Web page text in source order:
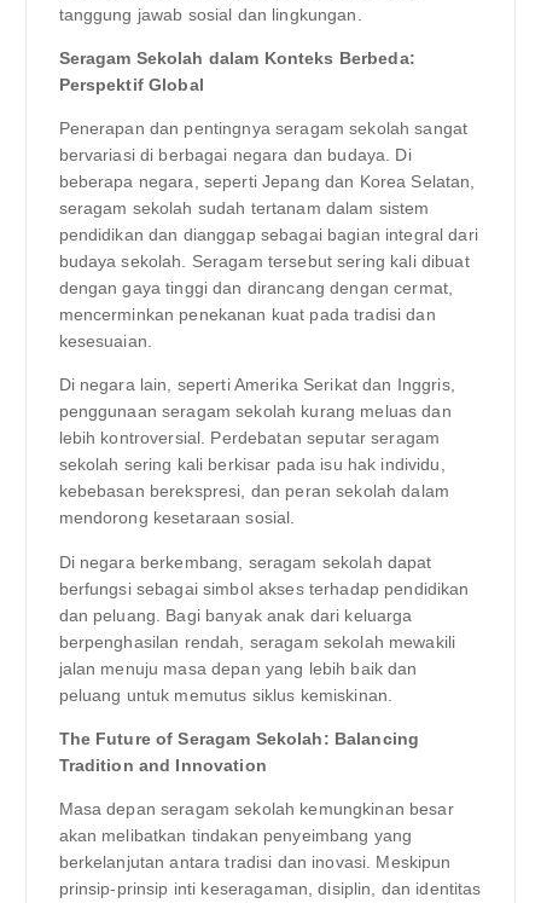
tanggung jawab sosial dan lingkungan.
Seragam Sekolah dalam Konteks Berbeda:
Perspektif Global
Penerapan dan pentingnya seragam sekolah sangat
bervariasi di berbagai negara dan budaya. Di
beberapa negara, seperti Jepang dan Korea Selatan,
seragam sekolah sudah tertanam dalam sistem
pendidikan dan dianggap sebagai bagian integral dari
budaya sekolah. Seragam tersebut sering kali dibuat
dengan gaya tinggi dan dirancang dengan cermat,
mencerminkan penekanan kuat pada tradisi dan
kesesuaian.
Di negara lain, seperti Amerika Serikat dan Inggris,
penggunaan seragam sekolah kurang meluas dan
lebih kontroversial. Perdebatan seputar seragam
sekolah sering kali berkisar pada isu hak individu,
kebebasan berekspresi, dan peran sekolah dalam
mendorong kesetaraan sosial.
Di negara berkembang, seragam sekolah dapat
berfungsi sebagai simbol akses terhadap pendidikan
dan peluang. Bagi banyak anak dari keluarga
berpenghasilan rendah, seragam sekolah mewakili
jalan menuju masa depan yang lebih baik dan
peluang untuk memutus siklus kemiskinan.
The Future of Seragam Sekolah: Balancing
Tradition and Innovation
Masa depan seragam sekolah kemungkinan besar
akan melibatkan tindakan penyeimbang yang
berkelanjutan antara tradisi dan inovasi. Meskipun
prinsip-prinsip inti keseragaman, disiplin, dan identitas